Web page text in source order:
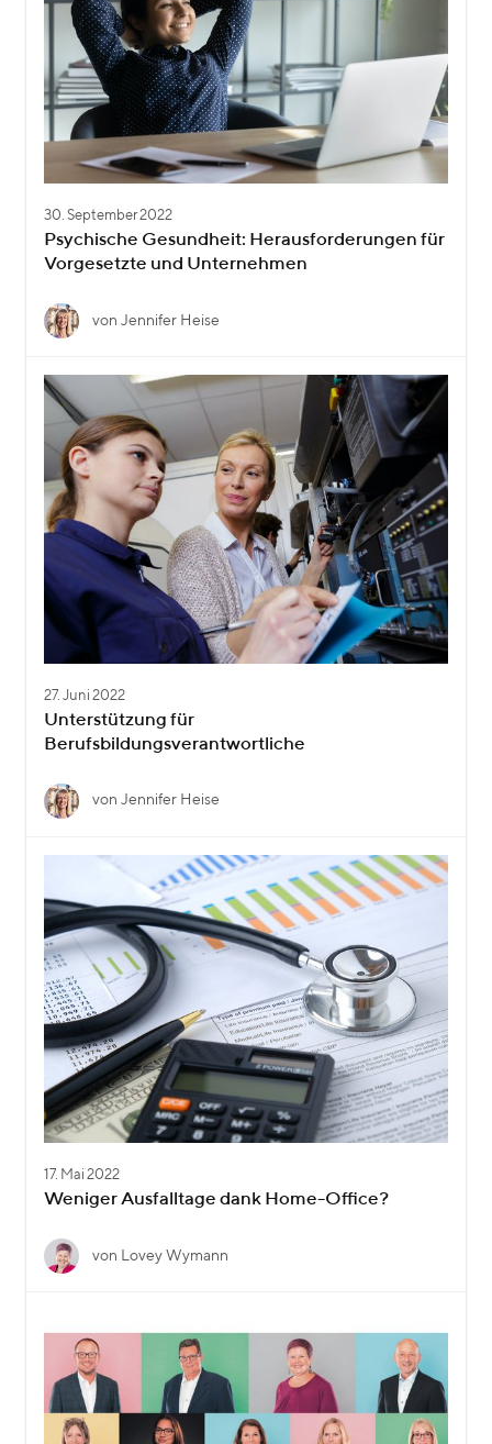
30. September 2022
Psychische Gesundheit: Herausforderungen für
Vorgesetzte und Unternehmen
von Jennifer Heise
27. Juni 2022
Unterstützung für
Berufsbildungsverantwortliche
von Jennifer Heise
17. Mai 2022
Weniger Ausfalltage dank Home-Office?
von Lovey Wymann